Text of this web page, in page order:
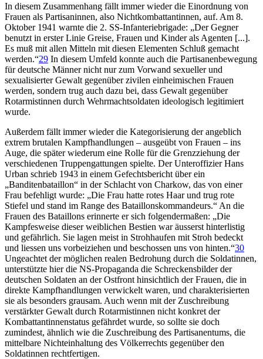
In diesem Zusammenhang fällt immer wieder die Einordnung von
Frauen als Partisaninnen, also Nichtkombattantinnen, auf. Am 8.
Oktober 1941 warnte die 2. SS-Infanteriebrigade: „Der Gegner
benutzt in erster Linie Greise, Frauen und Kinder als Agenten [...].
Es muß mit allen Mitteln mit diesen Elementen Schluß gemacht
werden.“29 In diesem Umfeld konnte auch die Partisanenbewegung
für deutsche Männer nicht nur zum Vorwand sexueller und
sexualisierter Gewalt gegenüber zivilen einheimischen Frauen
werden, sondern trug auch dazu bei, dass Gewalt gegenüber
Rotarmistinnen durch Wehrmachtsoldaten ideologisch legitimiert
wurde.
Außerdem fällt immer wieder die Kategorisierung der angeblich
extrem brutalen Kampfhandlungen – ausgeübt von Frauen – ins
Auge, die später wiederum eine Rolle für die Grenzziehung der
verschiedenen Truppengattungen spielte. Der Unteroffizier Hans
Urban schrieb 1943 in einem Gefechtsbericht über ein
„Banditenbataillon“ in der Schlacht von Charkow, das von einer
Frau befehligt wurde: „Die Frau hatte rotes Haar und trug rote
Stiefel und stand im Range des Bataillonskommandeurs.“ An die
Frauen des Bataillons erinnerte er sich folgendermaßen: „Die
Kampfesweise dieser weiblichen Bestien war äusserst hinterlistig
und gefährlich. Sie lagen meist in Strohhaufen mit Stroh bedeckt
und liessen uns vorbeiziehen und beschossen uns von hinten.“30
Ungeachtet der möglichen realen Bedrohung durch die Soldatinnen,
unterstützte hier die NS-Propaganda die Schreckensbilder der
deutschen Soldaten an der Ostfront hinsichtlich der Frauen, die in
direkte Kampfhandlungen verwickelt waren, und charakterisierten
sie als besonders grausam. Auch wenn mit der Zuschreibung
verstärkter Gewalt durch Rotarmistinnen nicht konkret der
Kombattantinnenstatus gefährdet wurde, so sollte sie doch
zumindest, ähnlich wie die Zuschreibung des Partisanentums, die
mittelbare Nichteinhaltung des Völkerrechts gegenüber den
Soldatinnen rechtfertigen.